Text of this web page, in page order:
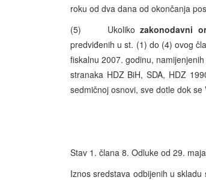
roku od dva dana od okončanja
(5) Ukolikozakonodavni
predviđenih u st. (1) do (4) ovog
fiskalnu 2007. godinu,
stranaka HDZ BiH, SDA, HDZ
sedmičnoj osnovi, sve dotle dok
Stav 1. člana 8. Odluke od 29.
Iznos sredstava odbijenih u